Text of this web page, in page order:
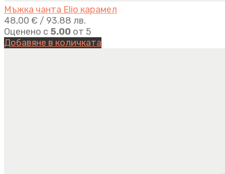
Мъжка чанта Elio карамел
48,00 € / 93.88 лв.
Оценено с 5.00 от 5
Добавяне в количката